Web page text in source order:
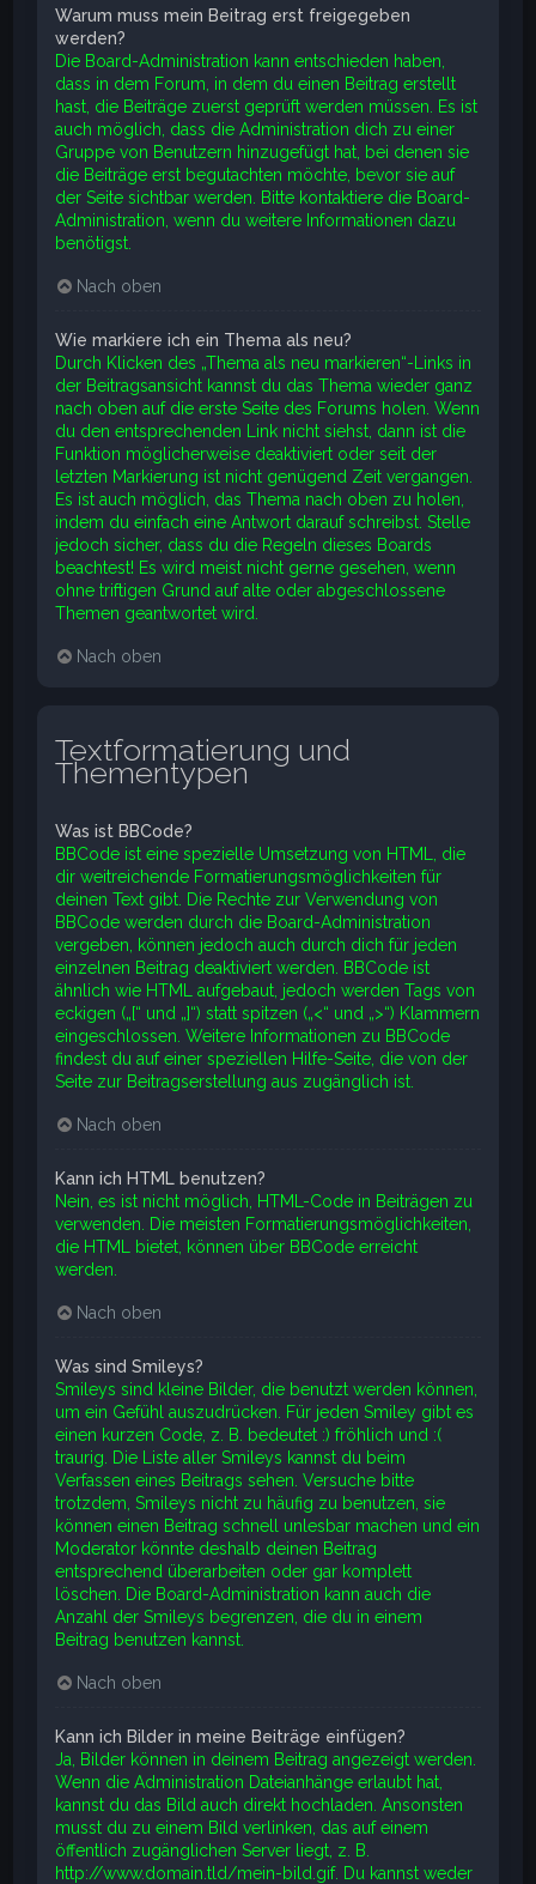
Warum muss mein Beitrag erst freigegeben
werden?
Die Board-Administration kann entschieden haben,
dass in dem Forum, in dem du einen Beitrag erstellt
hast, die Beiträge zuerst geprüft werden müssen. Es ist
auch möglich, dass die Administration dich zu einer
Gruppe von Benutzern hinzugefügt hat, bei denen sie
die Beiträge erst begutachten möchte, bevor sie auf
der Seite sichtbar werden. Bitte kontaktiere die Board-
Administration, wenn du weitere Informationen dazu
benötigst.
Nach oben
Wie markiere ich ein Thema als neu?
Durch Klicken des „Thema als neu markieren“-Links in
der Beitragsansicht kannst du das Thema wieder ganz
nach oben auf die erste Seite des Forums holen. Wenn
du den entsprechenden Link nicht siehst, dann ist die
Funktion möglicherweise deaktiviert oder seit der
letzten Markierung ist nicht genügend Zeit vergangen.
Es ist auch möglich, das Thema nach oben zu holen,
indem du einfach eine Antwort darauf schreibst. Stelle
jedoch sicher, dass du die Regeln dieses Boards
beachtest! Es wird meist nicht gerne gesehen, wenn
ohne triftigen Grund auf alte oder abgeschlossene
Themen geantwortet wird.
Nach oben
Textformatierung und
Thementypen
Was ist BBCode?
BBCode ist eine spezielle Umsetzung von HTML, die
dir weitreichende Formatierungsmöglichkeiten für
deinen Text gibt. Die Rechte zur Verwendung von
BBCode werden durch die Board-Administration
vergeben, können jedoch auch durch dich für jeden
einzelnen Beitrag deaktiviert werden. BBCode ist
ähnlich wie HTML aufgebaut, jedoch werden Tags von
eckigen („[“ und „]“) statt spitzen („<“ und „>“) Klammern
eingeschlossen. Weitere Informationen zu BBCode
findest du auf einer speziellen Hilfe-Seite, die von der
Seite zur Beitragserstellung aus zugänglich ist.
Nach oben
Kann ich HTML benutzen?
Nein, es ist nicht möglich, HTML-Code in Beiträgen zu
verwenden. Die meisten Formatierungsmöglichkeiten,
die HTML bietet, können über BBCode erreicht
werden.
Nach oben
Was sind Smileys?
Smileys sind kleine Bilder, die benutzt werden können,
um ein Gefühl auszudrücken. Für jeden Smiley gibt es
einen kurzen Code, z. B. bedeutet :) fröhlich und :(
traurig. Die Liste aller Smileys kannst du beim
Verfassen eines Beitrags sehen. Versuche bitte
trotzdem, Smileys nicht zu häufig zu benutzen, sie
können einen Beitrag schnell unlesbar machen und ein
Moderator könnte deshalb deinen Beitrag
entsprechend überarbeiten oder gar komplett
löschen. Die Board-Administration kann auch die
Anzahl der Smileys begrenzen, die du in einem
Beitrag benutzen kannst.
Nach oben
Kann ich Bilder in meine Beiträge einfügen?
Ja, Bilder können in deinem Beitrag angezeigt werden.
Wenn die Administration Dateianhänge erlaubt hat,
kannst du das Bild auch direkt hochladen. Ansonsten
musst du zu einem Bild verlinken, das auf einem
öffentlich zugänglichen Server liegt, z. B.
http://www.domain.tld/mein-bild.gif. Du kannst weder